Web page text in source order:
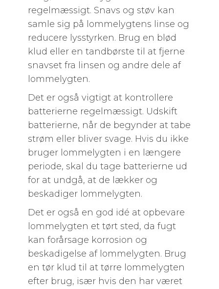
regelmæssigt. Snavs og støv kan
samle sig på lommelygtens linse og
reducere lysstyrken. Brug en blød
klud eller en tandbørste til at fjerne
snavset fra linsen og andre dele af
lommelygten.
Det er også vigtigt at kontrollere
batterierne regelmæssigt. Udskift
batterierne, når de begynder at tabe
strøm eller bliver svage. Hvis du ikke
bruger lommelygten i en længere
periode, skal du tage batterierne ud
for at undgå, at de lækker og
beskadiger lommelygten.
Det er også en god idé at opbevare
lommelygten et tørt sted, da fugt
kan forårsage korrosion og
beskadigelse af lommelygten. Brug
en tør klud til at tørre lommelygten
efter brug, især hvis den har været